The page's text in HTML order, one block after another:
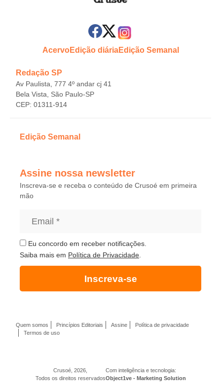
AcervoEdição diáriaEdição Semanal
Redação SP
Av Paulista, 777 4º andar cj 41
Bela Vista, São Paulo-SP
CEP: 01311-914
Edição Semanal
Assine nossa newsletter
Inscreva-se e receba o conteúdo de Crusoé em primeira
mão
Eu concordo em receber notificações.
Saiba mais em Política de Privacidade
Inscreva-se
Crusoé, 2026,
Todos os direitos reservados
Com inteligência e tecnologia:
Object1ve - Marketing Solution
Quem somos Princípios Editoriais Assine
Política de privacidade
Termos de uso